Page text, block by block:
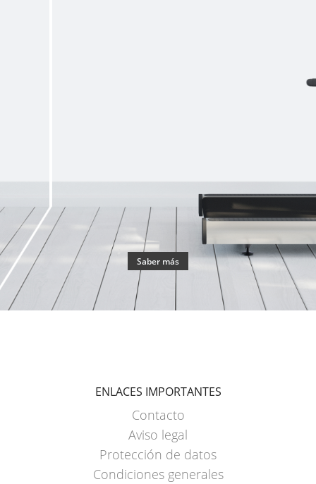
Saber más
ENLACES IMPORTANTES
Contacto
Aviso legal
Protección de datos
Condiciones generales